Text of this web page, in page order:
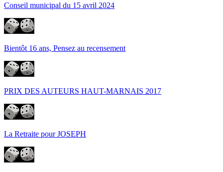
Conseil municipal du 15 avril 2024
Bientôt 16 ans, Pensez au recensement
PRIX DES AUTEURS HAUT-MARNAIS 2017
La Retraite pour JOSEPH